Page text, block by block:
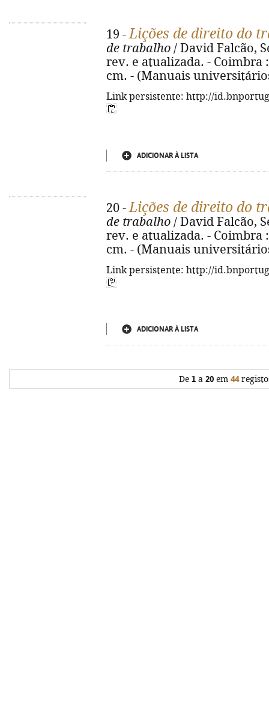
19 -Lições de direito do
de trabalho / David Falcão,
rev. e atualizada. - Coimbra
cm. - (Manuais
Link persistente: http://
ADICIONAR À LISTA
20 -Lições de direito do
de trabalho / David Falcão,
rev. e atualizada. - Coimbra
cm. - (Manuais
Link persistente: http://
ADICIONAR À LISTA
De 1a 20em 44